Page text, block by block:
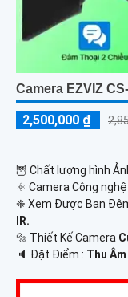
Camera EZVIZ
2,500,000 ₫
🦉 Chất lượng hình
⚛️ Camera Công nghệ
❈ Xem Được Ban
IR.
🔩 Thiết Kế Camera
️🔈 Đặt Điểm : Thu